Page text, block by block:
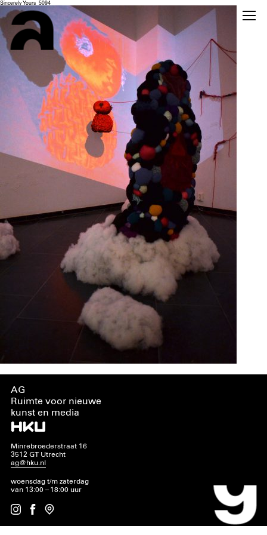
Sincerely Yours_5094
AG
Ruimte voor nieuwe
kunst en media
Minrebroederstraat 16
3512 GT Utrecht
ag@hku.nl
woensdag t/m zaterdag
van 13:00 – 18:00 uur